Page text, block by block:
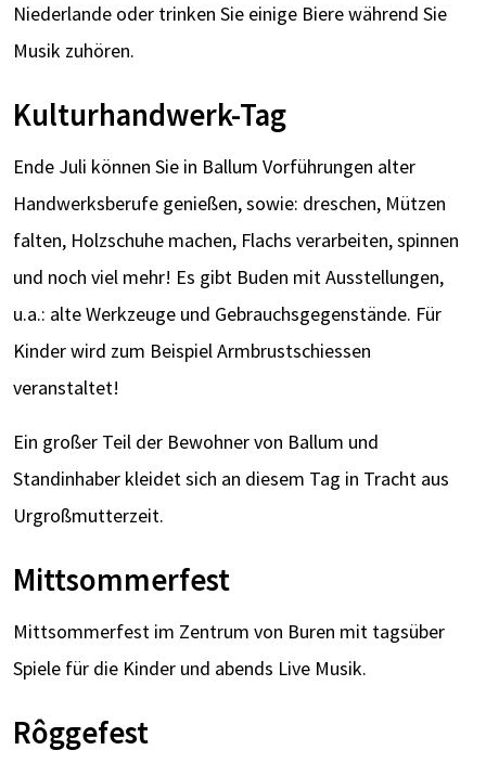
Niederlande oder trinken Sie einige Biere während Sie
Musik zuhören.
Kulturhandwerk-Tag
Ende Juli können Sie in Ballum Vorführungen alter
Handwerksberufe genießen, sowie: dreschen, Mützen
falten, Holzschuhe machen, Flachs verarbeiten, spinnen
und noch viel mehr! Es gibt Buden mit Ausstellungen,
u.a.: alte Werkzeuge und Gebrauchsgegenstände. Für
Kinder wird zum Beispiel Armbrustschiessen
veranstaltet!
Ein großer Teil der Bewohner von Ballum und
Standinhaber kleidet sich an diesem Tag in Tracht aus
Urgroßmutterzeit.
Mittsommerfest
Mittsommerfest im Zentrum von Buren mit tagsüber
Spiele für die Kinder und abends Live Musik.
Rôggefest